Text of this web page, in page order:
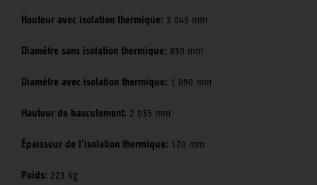
Hauteur avec isolation thermique: 2 045 mm
Diamètre sans isolation thermique: 850 mm
Diamètre avec isolation thermique: 1 090 mm
Hauteur de basculement: 2 035 mm
Épaisseur de l’isolation thermique: 120 mm
Poids: 223 kg